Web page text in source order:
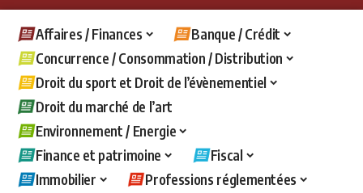
Affaires / Finances
Banque / Crédit
Concurrence / Consommation / Distribution
Droit du sport et Droit de l’évènementiel
Droit du marché de l’art
Environnement / Energie
Finance et patrimoine
Fiscal
Immobilier
Professions réglementées